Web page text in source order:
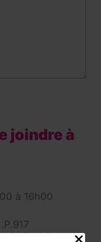
joindre à
à 16h00
G0T 1G0